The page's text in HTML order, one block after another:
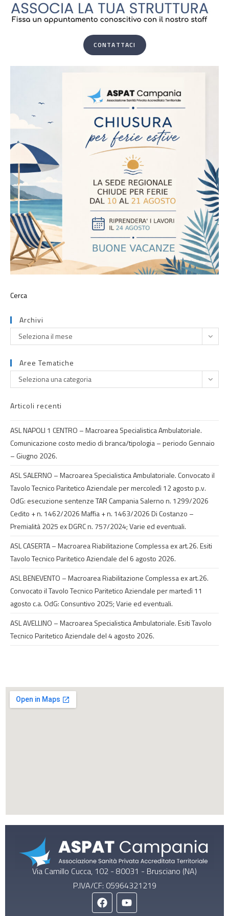
CONTATTACI
Archivi
Seleziona il mese
Aree Tematiche
Seleziona una categoria
Articoli recenti
ASL NAPOLI 1 CENTRO – Macroarea Specialistica Ambulatoriale.
Comunicazione costo medio di branca/tipologia – periodo Gennaio
– Giugno 2026.
ASL SALERNO – Macroarea Specialistica Ambulatoriale. Convocato il
Tavolo Tecnico Paritetico Aziendale per mercoledì 12 agosto p.v.
OdG: esecuzione sentenze TAR Campania Salerno n. 1299/2026
Cedito + n. 1462/2026 Maffia + n. 1463/2026 Di Costanzo –
Premialità 2025 ex DGRC n. 757/2024; Varie ed eventuali.
ASL CASERTA – Macroarea Riabilitazione Complessa ex art.26. Esiti
Tavolo Tecnico Paritetico Aziendale del 6 agosto 2026.
ASL BENEVENTO – Macroarea Riabilitazione Complessa ex art.26.
Convocato il Tavolo Tecnico Paritetico Aziendale per martedì 11
agosto c.a. OdG: Consuntivo 2025; Varie ed eventuali.
ASL AVELLINO – Macroarea Specialistica Ambulatoriale. Esiti Tavolo
Tecnico Paritetico Aziendale del 4 agosto 2026.
Via Camillo Cucca, 102 - 80031 - Brusciano (NA)
P.IVA/CF: 05964321219